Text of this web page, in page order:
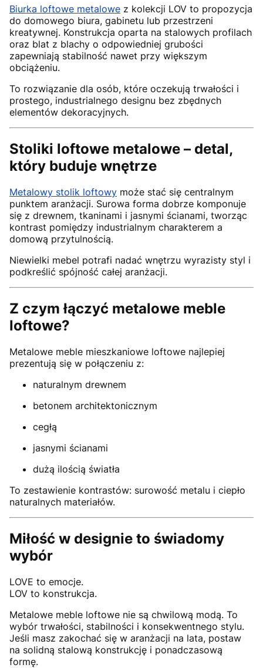
Biurka loftowe metalowe z kolekcji LOV to propozycja
do domowego biura, gabinetu lub przestrzeni
kreatywnej. Konstrukcja oparta na stalowych profilach
oraz blat z blachy o odpowiedniej grubości
zapewniają stabilność nawet przy większym
obciążeniu.
To rozwiązanie dla osób, które oczekują trwałości i
prostego, industrialnego designu bez zbędnych
elementów dekoracyjnych.
Stoliki loftowe metalowe – detal,
który buduje wnętrze
Metalowy stolik loftowy może stać się centralnym
punktem aranżacji. Surowa forma dobrze komponuje
się z drewnem, tkaninami i jasnymi ścianami, tworząc
kontrast pomiędzy industrialnym charakterem a
domową przytulnością.
Niewielki mebel potrafi nadać wnętrzu wyrazisty styl i
podkreślić spójność całej aranżacji.
Z czym łączyć metalowe meble
loftowe?
Metalowe meble mieszkaniowe loftowe najlepiej
prezentują się w połączeniu z:
naturalnym drewnem
betonem architektonicznym
cegłą
jasnymi ścianami
dużą ilością światła
To zestawienie kontrastów: surowość metalu i ciepło
naturalnych materiałów.
Miłość w designie to świadomy
wybór
LOVE to emocje.
LOV to konstrukcja.
Metalowe meble loftowe nie są chwilową modą. To
wybór trwałości, stabilności i konsekwentnego stylu.
Jeśli masz zakochać się w aranżacji na lata, postaw
na solidną stalową konstrukcję i ponadczasową
formę.